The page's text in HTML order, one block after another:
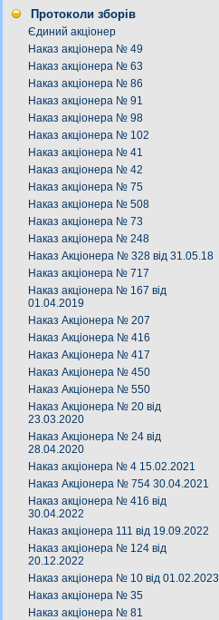
Протоколи зборів
Єдиний акціонер
Наказ акціонера № 49
Наказ акціонера № 63
Наказ акціонера № 86
Наказ акціонера № 91
Наказ акціонера № 98
Наказ акціонера № 102
Наказ акціонера № 41
Наказ акціонера № 42
Наказ акціонера № 75
Наказ акціонера № 508
Наказ акціонера № 73
Наказ акціонера № 248
Наказ Акціонера № 328 від 31.05.18
Наказ акціонера № 717
Наказ акціонера № 167 від
01.04.2019
Наказ Акціонера № 207
Наказ Акціонера № 416
Наказ Акціонера № 417
Наказ Акціонера № 450
Наказ Акціонера № 550
Наказ Акціонера № 20 від
23.03.2020
Наказ Акціонера № 24 від
28.04.2020
Наказ акціонера № 4 15.02.2021
Наказ Акціонера № 754 30.04.2021
Наказ акціонера № 416 від
30.04.2022
Наказ акціонера 111 від 19.09.2022
Наказ акціонера № 124 від
20.12.2022
Наказ акціонера № 10 від 01.02.2023
Наказ акціонера № 35
Наказ акціонера № 81